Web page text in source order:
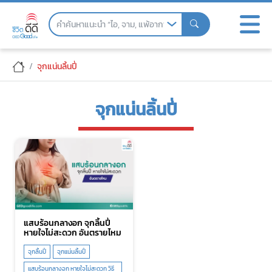
Skip
จุกแน่นลิ้นปี่
จุกแน่นลิ้นปี่
แสบร้อนกลางอก จุกลิ้นปี่
หายใจไม่สะดวก อันตรายไหม
จุกลิ้นปี่
จุกแน่นลิ้นปี่
แสบร้อนกลางอก หายใจไม่สะดวก วิธี